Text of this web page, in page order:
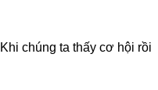
chúng ta thấy cơ hội rồi